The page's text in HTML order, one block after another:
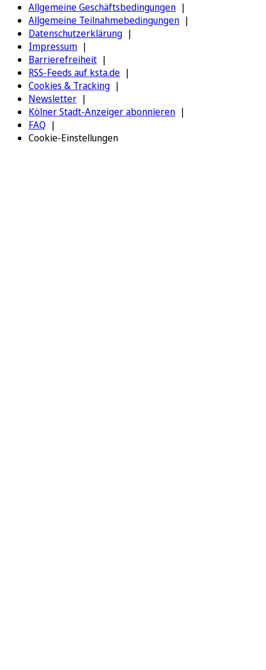
Allgemeine Geschäftsbedingungen
Allgemeine Teilnahmebedingungen
Datenschutzerklärung
Impressum
Barrierefreiheit
RSS-Feeds auf ksta.de
Cookies & Tracking
Newsletter
Kölner Stadt-Anzeiger abonnieren
FAQ
Cookie-Einstellungen